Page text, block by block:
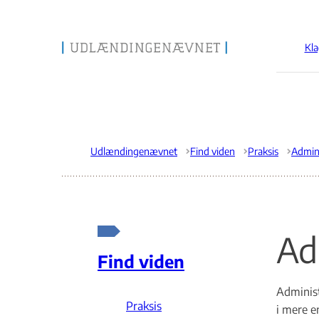
Gå til forsiden
Udlændingenævnet Find viden Praksis
Find viden
Praksis
i mere